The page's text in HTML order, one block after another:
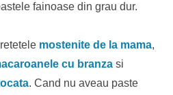
fainoase din grau dur.
retetele mostenite de la mama,
cu branzasi
. Cand nu aveau paste